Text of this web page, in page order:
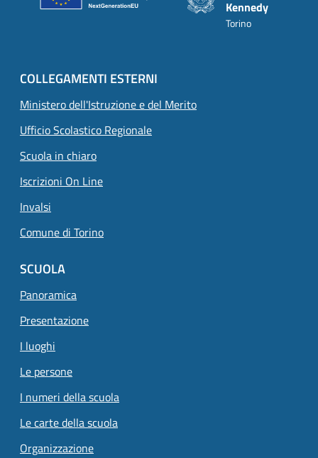
Kennedy
Torino
COLLEGAMENTI ESTERNI
Ministero dell'Istruzione e del Merito
Ufficio Scolastico Regionale
Scuola in chiaro
Iscrizioni On Line
Invalsi
Comune di Torino
SCUOLA
Panoramica
Presentazione
I luoghi
Le persone
I numeri della scuola
Le carte della scuola
Organizzazione